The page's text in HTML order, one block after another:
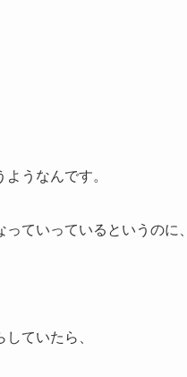
うなんです。
ていっているというのに、
ていたら、